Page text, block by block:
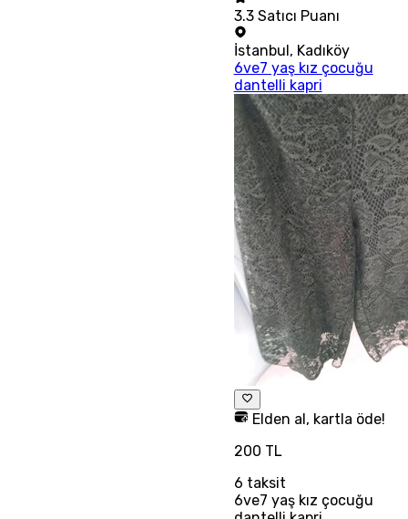
3.3 Satıcı Puanı
İstanbul, Kadıköy
6ve7 yaş kız çocuğu
dantelli kapri
Elden al, kartla öde!
200 TL
6 taksit
6ve7 yaş kız çocuğu